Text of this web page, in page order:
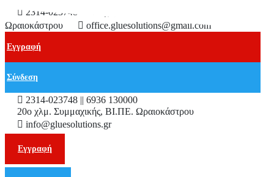
2314-023748
Ωραιοκάστρου
office.gluesolutions@gmail.com
Εγγραφή
Σύνδεση
2314-023748 || 6936 130000
20ο χλμ. Συμμαχικής, ΒΙ.ΠΕ. Ωραιοκάστρου
info@gluesolutions.gr
Εγγραφή